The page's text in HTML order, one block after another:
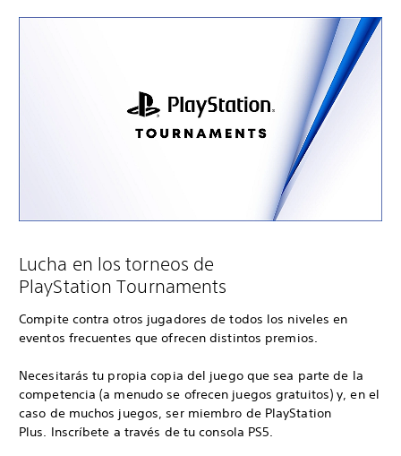
Lucha en los torneos de
PlayStation Tournaments
Compite contra otros jugadores de todos los niveles en
eventos frecuentes que ofrecen distintos premios.
Necesitarás tu propia copia del juego que sea parte de la
competencia (a menudo se ofrecen juegos gratuitos) y, en el
caso de muchos juegos, ser miembro de PlayStation
Plus. Inscríbete a través de tu consola PS5.